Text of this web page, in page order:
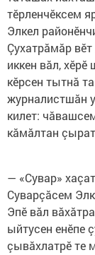
тӗрленчӗксем
Элкел
Çухатрăмăр
иккен вăл,
кӗрсен тытнă
журналистшăн
килет:
кăмăлтан
— «Сувар»
Суварçăсем
Эпӗ вăл
ыйтусен енӗпе
çывăхлатрӗ те